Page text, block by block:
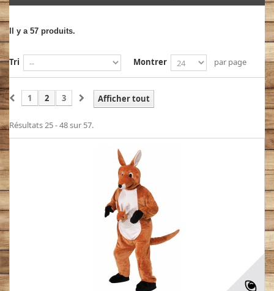
Il y a 57 produits.
Tri Montrer par page
Afficher tout
1 2 3
Résultats 25 - 48 sur 57.